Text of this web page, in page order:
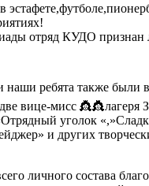
отряд КУДО признан
наши ребята также были
вице-мисс 👸👸лагеря
уголок
и других
личного состава